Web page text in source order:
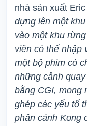
nhà sản xuất
dựng lên một
vào một khu
viên có thể nhập
một bộ phim có
những cảnh
bằng CGI, mong
ghép các yếu tố
phân cảnh Kong